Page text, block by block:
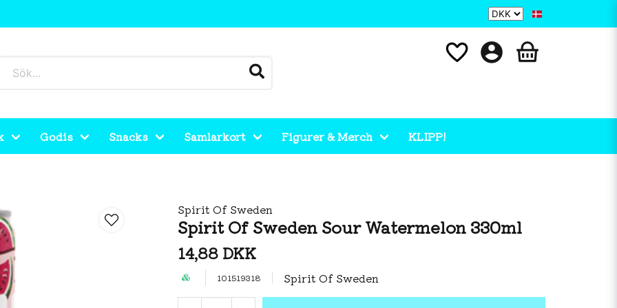
Godis Snacks Samlarkort Figurer & Merch KLIPP!
Spirit Of Sweden
Spirit Of Sweden Sour Watermelon 330ml
14,88 DKK
101519318 Spirit Of Sweden